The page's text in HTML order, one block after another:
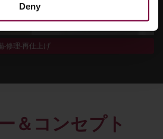
Deny
-修理-再仕上げ
＆コンセプト